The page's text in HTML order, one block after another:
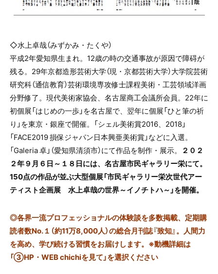
◇水上卓哉（みずかみ・たくや）
平成2年愛知県生まれ。 12歳の時の交通事故が原因で障碍が
残る。 29年京都造形芸術大学（現・京都芸術大学）大学院芸術
研究科（通信教育）芸術環境専攻修士課程美術・工芸領域洋画
分野修了。現代美術家協会、名古屋商工会議所会員。 22年に
初個展「はじめの一歩」を名古屋で、翌年に個展「ひと筆の祈
り」を東京・銀座で開催。「シェル美術賞2016、 2018」
「FACE2019損保ジャパン日本興亜美術賞」などに入選。
「Galeria卓」（愛知県清須市）にて作品を制作・展示。 ２０２
２年９月６日～１８日には、名古屋市民ギャラリー栄にて。
150点の作品が並ぶ大型個展「市民ギャラリー栄次世代アー
ティスト企画展 水上卓哉の世界～イノチトハ～」を開催。
◎各界一流プロフェッショナルの体験談を多数掲載、定期購
読者数No.１（約11万8,000人）の総合月刊誌『致知』。人間力
を高め、学び続ける習慣をお届けします。※動機詳細は
「③HP・WEB chichiを見て」を選択ください